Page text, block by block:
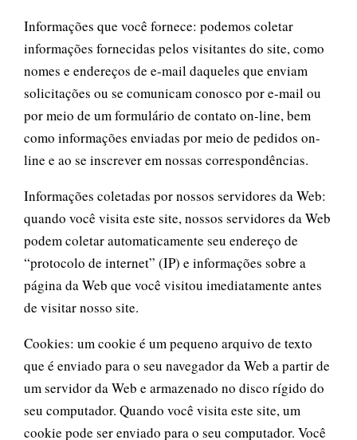
Informações que você fornece: podemos coletar
informações fornecidas pelos visitantes do site, como
nomes e endereços de e-mail daqueles que enviam
solicitações ou se comunicam conosco por e-mail ou
por meio de um formulário de contato on-line, bem
como informações enviadas por meio de pedidos on-
line e ao se inscrever em nossas correspondências.
Informações coletadas por nossos servidores da Web:
quando você visita este site, nossos servidores da Web
podem coletar automaticamente seu endereço de
“protocolo de internet” (IP) e informações sobre a
página da Web que você visitou imediatamente antes
de visitar nosso site.
Cookies: um cookie é um pequeno arquivo de texto
que é enviado para o seu navegador da Web a partir de
um servidor da Web e armazenado no disco rígido do
seu computador. Quando você visita este site, um
cookie pode ser enviado para o seu computador. Você